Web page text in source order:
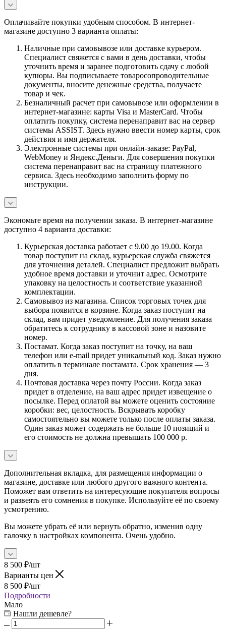
Оплачивайте покупки удобным способом. В интернет-
магазине доступно 3 варианта оплаты:
Наличные при самовывозе или доставке курьером.
Специалист свяжется с вами в день доставки, чтобы
уточнить время и заранее подготовить сдачу с любой
купюры. Вы подписываете товаросопроводительные
документы, вносите денежные средства, получаете
товар и чек.
Безналичный расчет при самовывозе или оформлении в
интернет-магазине: карты Visa и MasterCard. Чтобы
оплатить покупку, система перенаправит вас на сервер
системы ASSIST. Здесь нужно ввести номер карты, срок
действия и имя держателя.
Электронные системы при онлайн-заказе: PayPal,
WebMoney и Яндекс.Деньги. Для совершения покупки
система перенаправит вас на страницу платежного
сервиса. Здесь необходимо заполнить форму по
инструкции.
Экономьте время на получении заказа. В интернет-магазине
доступно 4 варианта доставки:
Курьерская доставка работает с 9.00 до 19.00. Когда
товар поступит на склад, курьерская служба свяжется
для уточнения деталей. Специалист предложит выбрать
удобное время доставки и уточнит адрес. Осмотрите
упаковку на целостность и соответствие указанной
комплектации.
Самовывоз из магазина. Список торговых точек для
выбора появится в корзине. Когда заказ поступит на
склад, вам придет уведомление. Для получения заказа
обратитесь к сотруднику в кассовой зоне и назовите
номер.
Постамат. Когда заказ поступит на точку, на ваш
телефон или e-mail придет уникальный код. Заказ нужно
оплатить в терминале постамата. Срок хранения — 3
дня.
Почтовая доставка через почту России. Когда заказ
придет в отделение, на ваш адрес придет извещение о
посылке. Перед оплатой вы можете оценить состояние
коробки: вес, целостность. Вскрывать коробку
самостоятельно вы можете только после оплаты заказа.
Один заказ может содержать не больше 10 позиций и
его стоимость не должна превышать 100 000 р.
Дополнительная вкладка, для размещения информации о
магазине, доставке или любого другого важного контента.
Поможет вам ответить на интересующие покупателя вопросы
и развеять его сомнения в покупке. Используйте её по своему
усмотрению.
Вы можете убрать её или вернуть обратно, изменив одну
галочку в настройках компонента. Очень удобно.
8 500 ₽/шт
Варианты цен
8 500 ₽/шт
Подробности
Мало
Нашли дешевле?